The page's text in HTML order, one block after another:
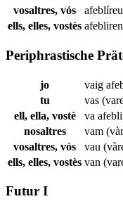
vosaltres, vós
afeblíreu
ells, elles, vostès afebliren
Periphrastische
jo vaig
tu
vas
ell, ella, vostè
va
nosaltres
vam
vosaltres, vós
vau
ells, elles, vostès van
Futur I